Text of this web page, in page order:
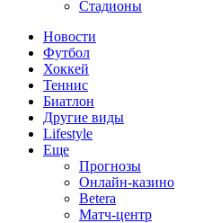
Стадионы
Новости
Футбол
Хоккей
Теннис
Биатлон
Другие виды
Lifestyle
Еще
Прогнозы
Онлайн-казино
Betera
Матч-центр